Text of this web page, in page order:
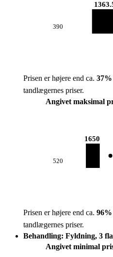
390
Prisen er højere end ca. 37%
tandlægernes priser.
Angivet maksimal
520
1650
Prisen er højere end ca. 96%
tandlægernes priser.
Behandling: Fyldning, 3
Angivet minimal